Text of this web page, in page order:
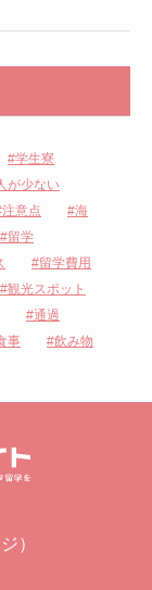
学生寮
が少ない
注意点
海
留学
留学費用
観光スポット
通過
事
飲み物
）